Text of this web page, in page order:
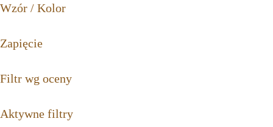
Wzór / Kolor
Zapięcie
Filtr wg oceny
Aktywne filtry